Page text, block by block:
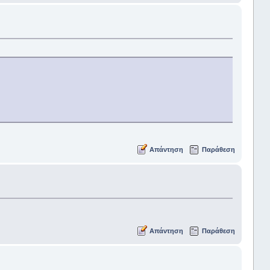
Απάντηση Παράθεση
Απάντηση Παράθεση